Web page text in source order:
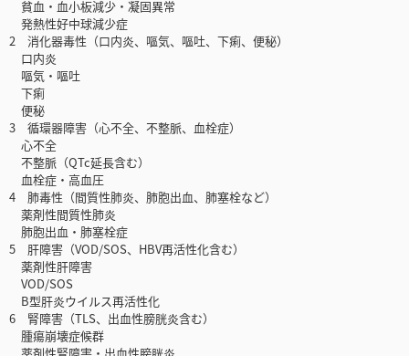
貧血・血小板減少・凝固異常
発熱性好中球減少症
2 消化器毒性（口内炎、嘔気、嘔吐、下痢、便秘）
口内炎
嘔気・嘔吐
下痢
便秘
3 循環器障害（心不全、不整脈、血栓症）
心不全
不整脈（QTc延長含む）
血栓症・高血圧
4 肺毒性（間質性肺炎、肺胞出血、肺塞栓など）
薬剤性間質性肺炎
肺胞出血・肺塞栓症
5 肝障害（VOD/SOS、HBV再活性化含む）
薬剤性肝障害
VOD/SOS
B型肝炎ウイルス再活性化
6 腎障害（TLS、出血性膀胱炎含む）
腫瘍崩壊症候群